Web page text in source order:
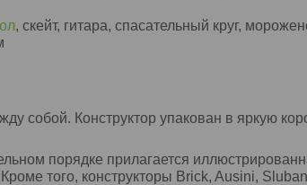
, скейт, гитара, спасательный круг,
собой. Конструктор упакован в яркую
порядке прилагается
того, конструкторы Brick, Ausini,